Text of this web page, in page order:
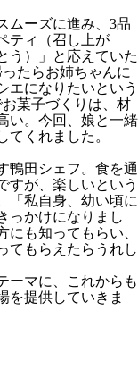
ムーズに進み、3品
ティ（召し上が
う）」と応えていた
たらお姉ちゃんに
エになりたいという
菓子づくりは、材
い。今回、娘と一緒
くれました。
鴨田シェフ。食を通
すが、楽しいという
「私自身、幼い頃に
っかけになりまし
も知ってもらい、
てもらえたらうれし
ーマに、これからも
を提供していきま